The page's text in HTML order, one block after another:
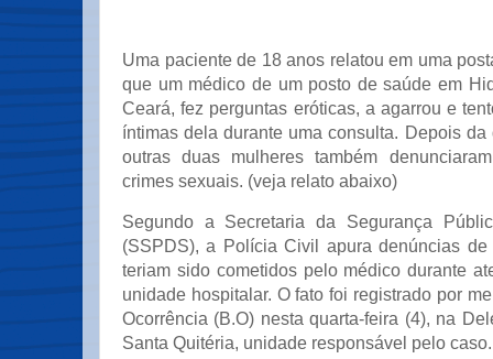
Uma paciente de 18 anos relatou em uma
que um médico de um posto de saúde em
Ceará, fez perguntas eróticas, a agarrou e
íntimas dela durante uma consulta. Depois
outras duas mulheres também
crimes sexuais. (veja relato abaixo)
Segundo a Secretaria da Segurança
(SSPDS), a Polícia Civil apura denúncias
teriam sido cometidos pelo médico durante
unidade hospitalar. O fato foi registrado por
Ocorrência (B.O) nesta quarta-feira (4), na
Santa Quitéria, unidade responsável pelo caso.